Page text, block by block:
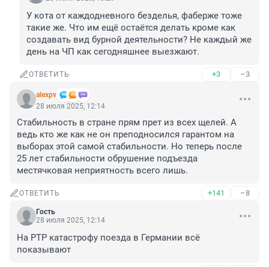
У кота от каждодневного безделья, фаберже тоже
такие же. Что им ещё остаётся делать кроме как
создавать вид бурной деятельности? Не каждый же
день на ЧП как сегодняшнее выезжают.
ОТВЕТИТЬ +3 –3
alexpv
28 июля 2025, 12:14
Стабильность в стране прям прет из всех щелей. А
ведь кто же как не он преподносился гарантом на
выборах этой самой стабильности. Но теперь после
25 лет стабильности обрушение подъезда
местячковая неприятность всего лишь.
ОТВЕТИТЬ +141 –8
Гость
28 июля 2025, 12:14
На РТР катастрофу поезда в Германии всё
показывают